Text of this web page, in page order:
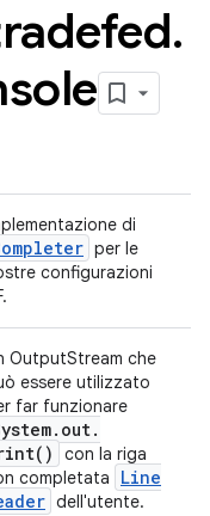
.
di
per le
configurazioni
OutputStream che
essere utilizzato
far funzionare
. out.
)
con la riga
completata
Line
dell'utente.